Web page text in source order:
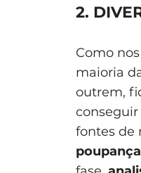
2.
Como
maioria
outrem,
conseguir
fontes de
poupança